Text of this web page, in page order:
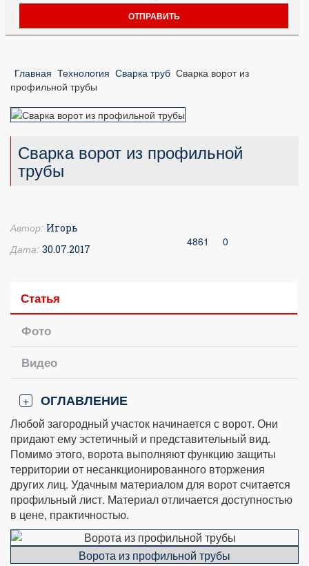
Главная Технология Сварка труб Сварка ворот из
профильной трубы
Сварка ворот из профильной
трубы
Автор: Игорь
Дата: 30.07.2017
4861 0
Статья
Фото
Видео
+ ОГЛАВЛЕНИЕ
Любой загородный участок начинается с ворот. Они
придают ему эстетичный и представительный вид.
Помимо этого, ворота выполняют функцию защиты
территории от несанкционированного вторжения
других лиц. Удачным материалом для ворот считается
профильный лист. Материал отличается доступностью
в цене, практичностью.
Ворота из профильной трубы